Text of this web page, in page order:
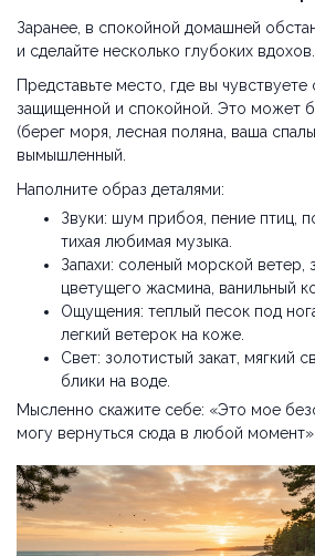
Заранее, в спокойной домашней
и сделайте несколько глубоких вдохов.
Представьте место, где вы
защищенной и спокойной. Это может
(берег моря, лесная поляна, ваша
вымышленный.
Наполните образ деталями:
Звуки: шум прибоя, пение птиц,
тихая любимая музыка.
Запахи: соленый морской ветер,
цветущего жасмина, ванильный
Ощущения: теплый песок под
легкий ветерок на коже.
Свет: золотистый закат, мягкий
блики на воде.
Мысленно скажите себе: «Это мое
могу вернуться сюда в любой момент».